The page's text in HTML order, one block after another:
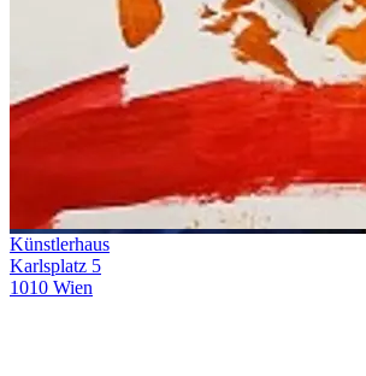
Künstlerhaus
Karlsplatz 5
1010 Wien